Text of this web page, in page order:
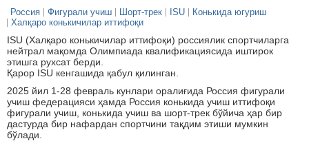
Россия Фигурали учиш Шорт-трек ISU
Конькида югуриш
Халқаро конькичилар иттифоқи
ISU (Халқаро конькичилар иттифоқи) россиялик спортчиларга
нейтрал мақомда Олимпиада квалификациясида иштирок
этишга рухсат берди.
Қарор ISU кенгашида қабул қилинган.
2025 йил 1-28 февраль кунлари оралиғида Россия фигурали
учиш федерацияси ҳамда Россия конькида учиш иттифоқи
фигурали учиш, конькида учиш ва шорт-трек бўйича ҳар бир
дастурда бир нафардан спортчини тақдим этиши мумкин
бўлади.